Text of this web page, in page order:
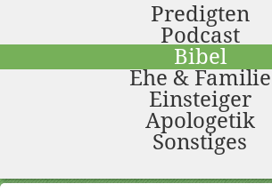
Predigten
Podcast
Bibel
Ehe & Familie
Einsteiger
Apologetik
Sonstiges